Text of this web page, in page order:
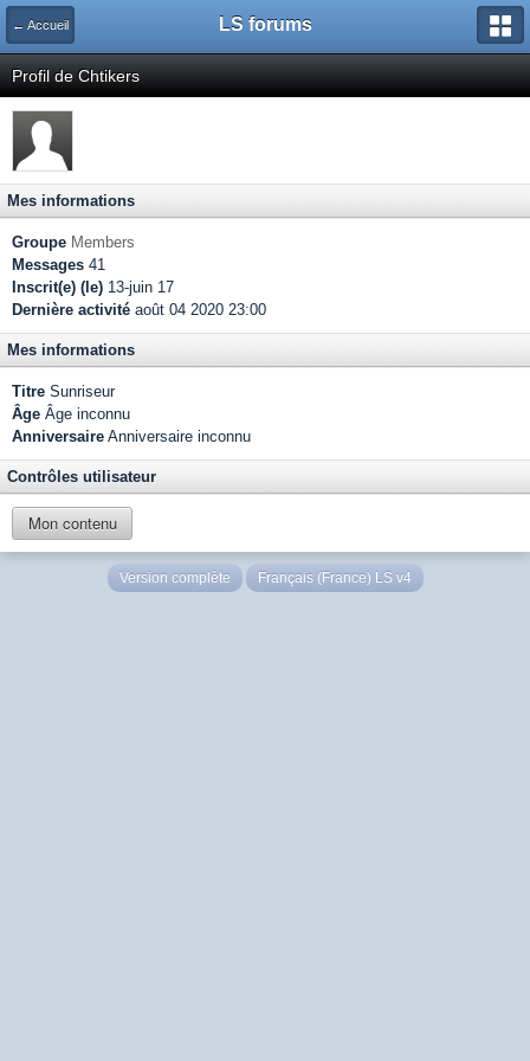
← Accueil LS forums
Profil de Chtikers
Mes informations
Groupe Members
Messages 41
Inscrit(e) (le) 13-juin 17
Dernière activité août 04 2020 23:00
Mes informations
Titre Sunriseur
Âge Âge inconnu
Anniversaire Anniversaire inconnu
Contrôles utilisateur
Mon contenu
Version complète Français (France) LS v4